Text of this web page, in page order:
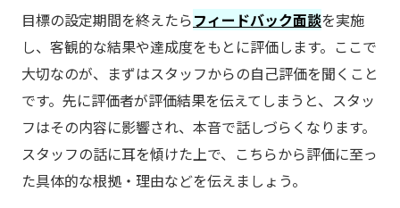
目標の設定期間を終えたらフィードバック面談を実施
し、客観的な結果や達成度をもとに評価します。ここで
大切なのが、まずはスタッフからの自己評価を聞くこと
です。先に評価者が評価結果を伝えてしまうと、スタッ
フはその内容に影響され、本音で話しづらくなります。
スタッフの話に耳を傾けた上で、こちらから評価に至っ
た具体的な根拠・理由などを伝えましょう。